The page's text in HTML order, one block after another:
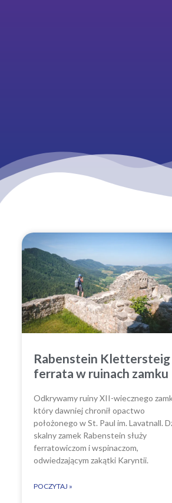
Rabenstein Klettersteig
ferrata w ruinach zamku
Odkrywamy ruiny XII-wiecznego
który dawniej chronił opactwo
położonego w St. Paul im. Lavatnall.
skalny zamek Rabenstein służy
ferratowiczom i wspinaczom,
odwiedzającym zakątki Karyntii.
POCZYTAJ »